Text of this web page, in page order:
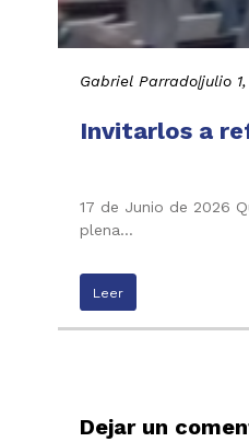
Gabriel Parrado|julio
Invitarlos a
17 de Junio de 2026
plena…
Leer
Dejar un